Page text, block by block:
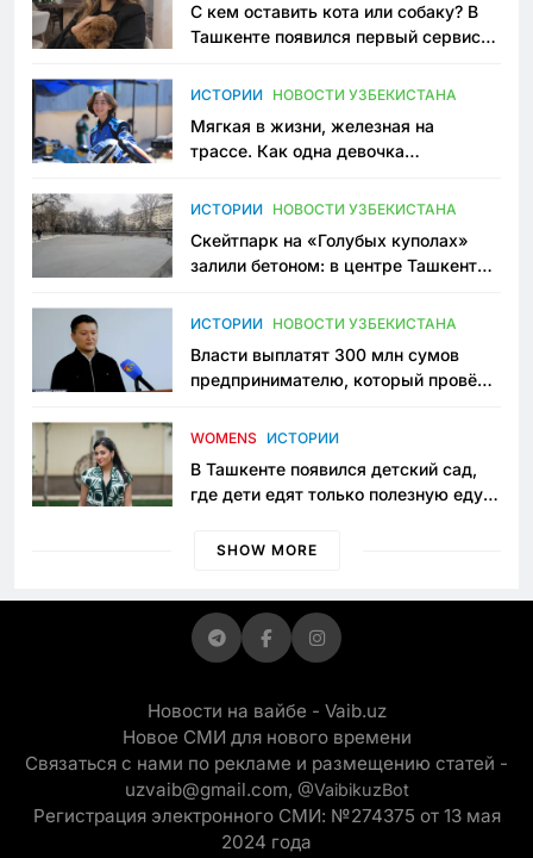
С кем оставить кота или собаку? В
Ташкенте появился первый сервис
ИСТОРИИ НОВОСТИ УЗБЕКИСТАНА
Мягкая в жизни, железная на
трассе. Как одна девочка
Узбекистане
ИСТОРИИ НОВОСТИ УЗБЕКИСТАНА
Скейтпарк на «Голубых куполах»
залили бетоном: в центре Ташкента
пространство
ИСТОРИИ НОВОСТИ УЗБЕКИСТАНА
Власти выплатят 300 млн сумов
предпринимателю, который провёл
приговору
WOMENS ИСТОРИИ
В Ташкенте появился детский сад,
где дети едят только полезную еду.
просить «кашу без сахара»
SHOW MORE
Новости на вайбе - Vaib.uz
Новое СМИ для нового времени
Связаться с нами по рекламе и размещению статей -
uzvaib@gmail.com, @VaibikuzBot
Регистрация электронного СМИ: №274375 от 13 мая
2024 года